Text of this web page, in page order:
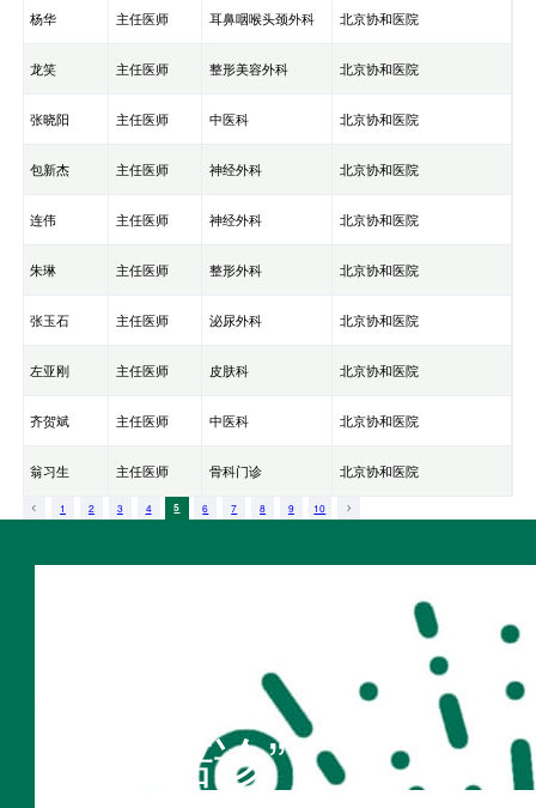
杨华 主任医师 耳鼻咽喉头颈外科 北京协和医院
龙笑 主任医师 整形美容外科 北京协和医院
张晓阳 主任医师 中医科 北京协和医院
包新杰 主任医师 神经外科 北京协和医院
连伟 主任医师 神经外科 北京协和医院
朱琳 主任医师 整形外科 北京协和医院
张玉石 主任医师 泌尿外科 北京协和医院
左亚刚 主任医师 皮肤科 北京协和医院
齐贺斌 主任医师 中医科 北京协和医院
翁习生 主任医师 骨科门诊 北京协和医院
1 2 3 4 5 6 7 8 9 10
“不疾陪诊”